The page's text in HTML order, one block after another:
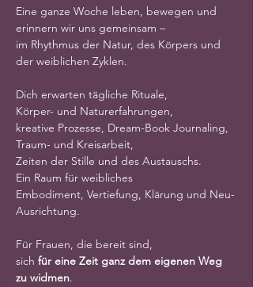
Eine ganze Woche leben, bewegen und
erinnern wir uns gemeinsam –
im Rhythmus der Natur, des Körpers und
der weiblichen Zyklen.
Dich erwarten tägliche Rituale,
Körper- und Naturerfahrungen,
kreative Prozesse, Dream-Book Journaling,
Traum- und Kreisarbeit,
Zeiten der Stille und des Austauschs.
Ein Raum für weibliches
Embodiment, Vertiefung, Klärung und Neu-
Ausrichtung.
Für Frauen, die bereit sind,
sich für eine Zeit ganz dem eigenen Weg
zu widmen.